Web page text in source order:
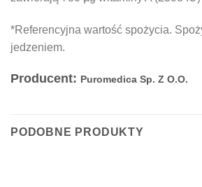
*Referencyjna wartość spożycia.
jedzeniem.
Producent: Puromedica Sp. Z O.O.
PODOBNE PRODUKTY